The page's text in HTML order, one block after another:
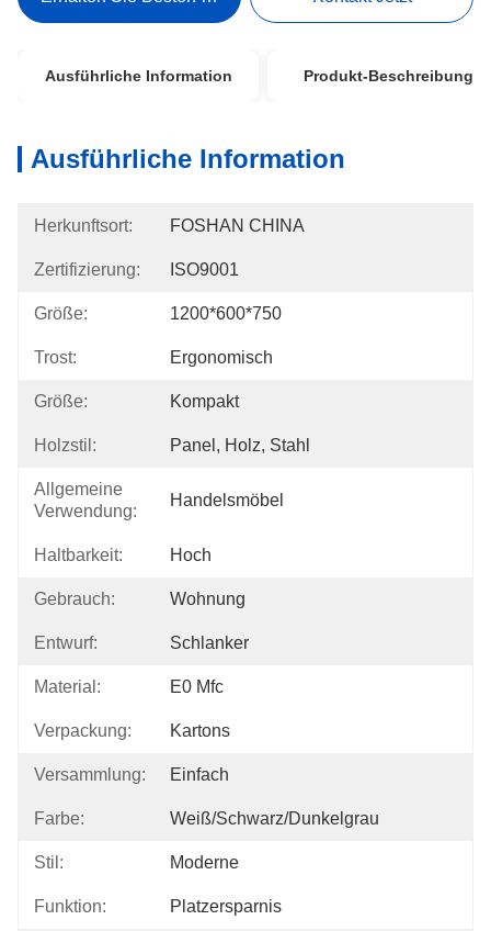
Ausführliche Information Produkt-Beschreibung
Ausführliche Information
Herkunftsort: FOSHAN CHINA
Zertifizierung: ISO9001
Größe: 1200*600*750
Trost: Ergonomisch
Größe: Kompakt
Holzstil: Panel, Holz, Stahl
Allgemeine
Verwendung:
Handelsmöbel
Haltbarkeit: Hoch
Gebrauch: Wohnung
Entwurf: Schlanker
Material: E0 Mfc
Verpackung: Kartons
Versammlung: Einfach
Farbe: Weiß/schwarz/dunkelgrau
Stil: Moderne
Funktion: Platzersparnis